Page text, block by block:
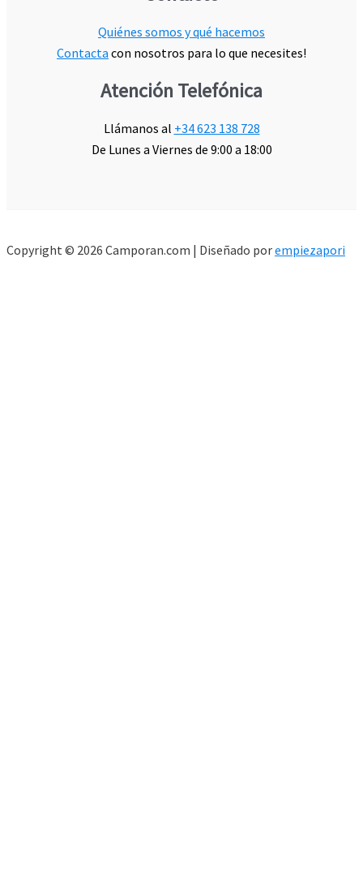
Quiénes somos y qué hacemos
Contacta con nosotros para lo que necesites!
Atención Telefónica
Llámanos al +34 623 138 728
De Lunes a Viernes de 9:00 a 18:00
Copyright © 2026 Camporan.com | Diseñado porempiezapori